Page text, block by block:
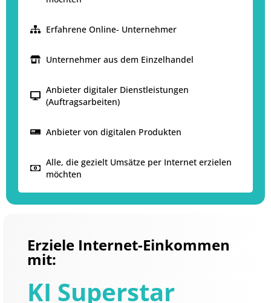
Erfahrene Online- Unternehmer
Unternehmer aus dem Einzelhandel
Anbieter digitaler Dienstleistungen
(Auftragsarbeiten)
Anbieter von digitalen Produkten
Alle, die gezielt Umsätze per Internet erzielen
möchten
Erziele Internet-Einkommen
mit:
KI Superstar